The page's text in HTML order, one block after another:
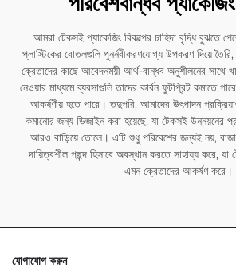
আমরা টেকসই প্যাকেজিং বিকল্পের চাহিদা বৃদ্ধি বুঝতে
প্লাস্টিকের বোতলগুলি পুনর্নবীকরণযোগ্য উপকরণ দিয়ে
ক্রেতাদের কাছে আবেদনময়ী আর্থ-বান্ধব অনুশীলনের সাথে
নেওয়ার মাধ্যমে ব্যবসাগুলি তাদের কার্বন ফুটপ্রিন্ট কমাতে
আকর্ষণীয় হতে পারে। তদুপরি, আমাদের উৎপাদন
কমানোর জন্য ডিজাইন করা হয়েছে, যা টেকসই উন্নয়নের
আরও বাড়িয়ে তোলে। এটি শুধু পরিবেশের জন্যই নয়,
দায়িত্বশীল পছন্দ হিসাবে অবস্থান করতে সাহায্য করে,
এমন ক্রেতাদের আকর্ষণ করে।
যোগাযোগ করুন